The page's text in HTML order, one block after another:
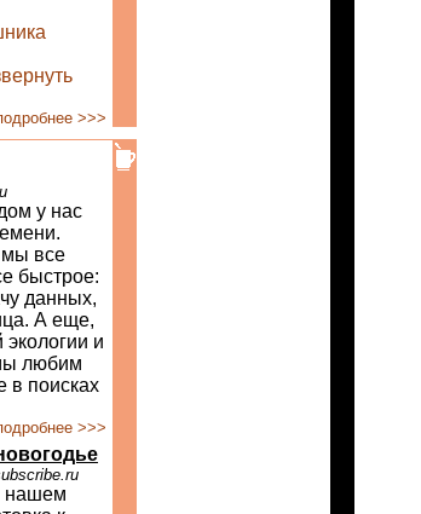
>>>
у нас
все
быстрое:
данных,
А еще,
и
любим
в поисках
>>>
нашем